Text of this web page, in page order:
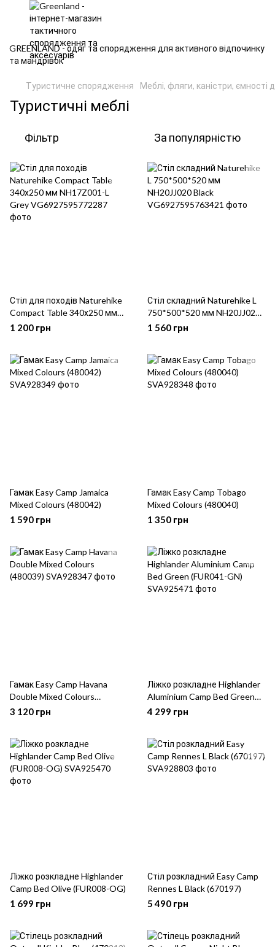
GREENLAND - одяг та спорядження для активного відпочинку
та мандрівок
Туристичне спорядження Меблі, фляги, каністри, ємності
Туристичні меблі
Фільтр За популярністю
Стіл для походів Naturehike
Compact Table 340х250 мм
NH17Z001-L Grey
1 200 грн
Стіл складний Naturehike L
750*500*520 мм NH20JJ020
Black
1 560 грн
Гамак Easy Camp Jamaica
Mixed Colours (480042)
1 590 грн
Гамак Easy Camp Tobago
Mixed Colours (480040)
1 350 грн
Гамак Easy Camp Havana
Double Mixed Colours
(480039)
3 120 грн
Ліжко розкладне Highlander
Aluminium Camp Bed Green
(FUR041-GN)
4 299 грн
Ліжко розкладне Highlander
Camp Bed Olive (FUR008-OG)
1 699 грн
Стіл розкладний Easy Camp
Rennes L Black (670197)
5 490 грн